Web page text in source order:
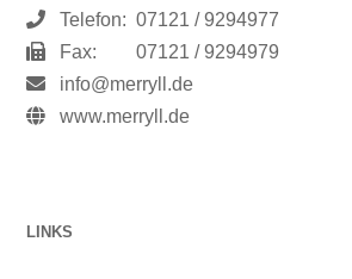
Telefon: 07121 / 9294977
Fax:
07121 / 9294979
info@merryll.de
www.merryll.de
LINKS